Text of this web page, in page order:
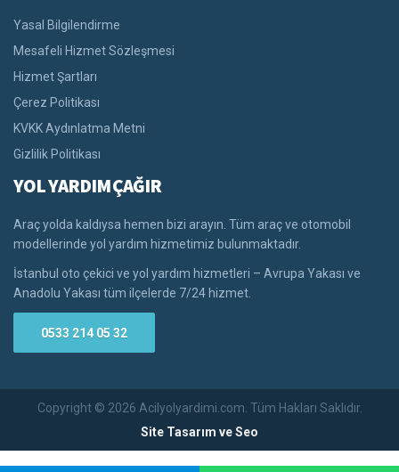
Yasal Bilgilendirme
Mesafeli Hizmet Sözleşmesi
Hizmet Şartları
Çerez Politikası
KVKK Aydınlatma Metni
Gizlilik Politikası
YOL YARDIM ÇAĞIR
Araç yolda kaldıysa hemen bizi arayın. Tüm araç ve otomobil
modellerinde yol yardım hizmetimiz bulunmaktadır.
İstanbul oto çekici ve yol yardım hizmetleri – Avrupa Yakası ve
Anadolu Yakası tüm ilçelerde 7/24 hizmet.
0533 214 05 32
Copyright © 2026 Acilyolyardimi.com. Tüm Hakları Saklıdır.
Site Tasarım ve Seo